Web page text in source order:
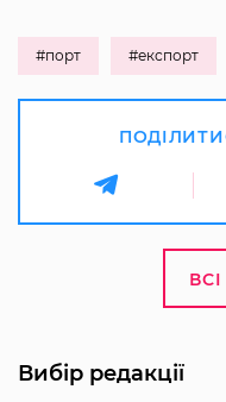
#порт #експорт
Вибір редакції